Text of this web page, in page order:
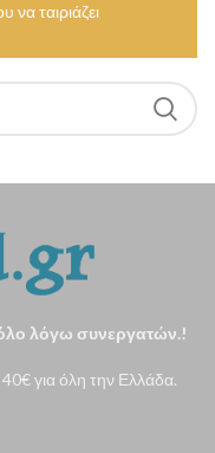
ταιριάζει
λόγω συνεργατών.!
για όλη την Ελλάδα.